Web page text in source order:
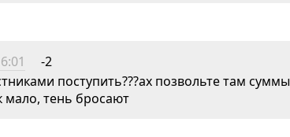
-2
поступить???ах позвольте там суммы
мало, тень бросают